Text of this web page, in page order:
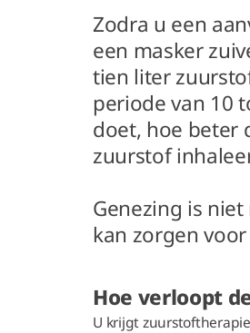
Zodra u een
een masker
tien liter
periode van 10
doet, hoe beter
zuurstof
Genezing is
kan zorgen
Hoe verloopt
U krijgt